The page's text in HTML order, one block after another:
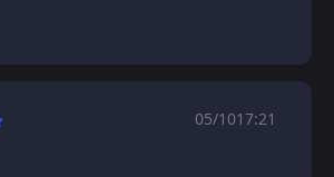
05/1017:21